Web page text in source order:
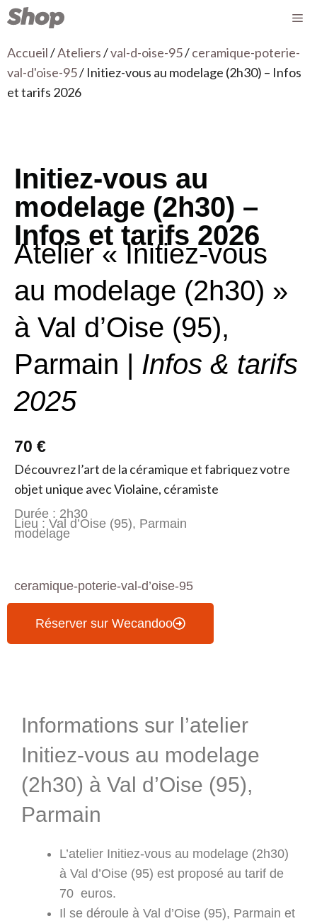
Accueil/Ateliers/val-d-oise-95/ceramique-poterie-
val-d'oise-95/ Initiez-vous au modelage (2h30) – Infos
et tarifs 2026
Initiez-vous au
modelage (2h30) –
Infos et tarifs 2026
Atelier « Initiez-vous
au modelage (2h30) »
à Val d’Oise (95),
Parmain | Infos & tarifs
2025
70 €
Découvrez l’art de la céramique et fabriquez votre
objet unique avec Violaine, céramiste
Durée : 2h30
Lieu : Val d’Oise (95), Parmain
modelage
ceramique-poterie-val-d’oise-95
Réserver sur Wecandoo
Informations sur l’atelier
Initiez-vous au modelage
(2h30) à Val d’Oise (95),
Parmain
L’atelier Initiez-vous au modelage (2h30)
à Val d’Oise (95) est proposé au tarif de
70 euros.
Il se déroule à Val d’Oise (95), Parmain et